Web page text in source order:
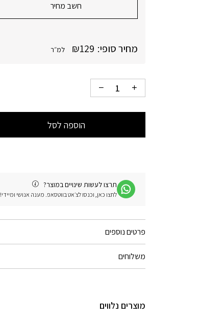
חשב מחיר
מחיר סופי: ₪129 למ״ר
הוספה לסל
תרצו לעשות שינויים במוצר?
לחצו כאן, וכנסו לצ׳אט בווטסאפ. מענה אנושי ומיידי!
פרטים נוספים
משלוחים
מוצרים נלווים